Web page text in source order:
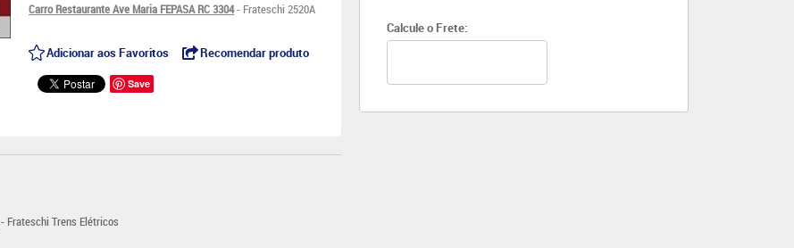
Carro Restaurante Ave Maria FEPASA RC 3304- Frateschi 2520A
Adicionar aos Favoritos Recomendar produto
Save
Calcule o Frete:
- Frateschi Trens Elétricos